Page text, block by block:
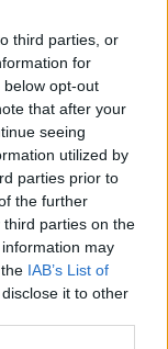
third parties, or
for
opt-out
that after your
seeing
utilized by
parties prior to
the further
parties on the
may
IAB’s List of
it to other
που
την
στις
ενισχύσεις –
για το
για αδέσποτα